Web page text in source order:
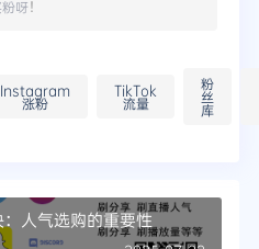
呀！
Instagram
涨粉
TikTok
流量
粉
丝
库
人气选购的重要性